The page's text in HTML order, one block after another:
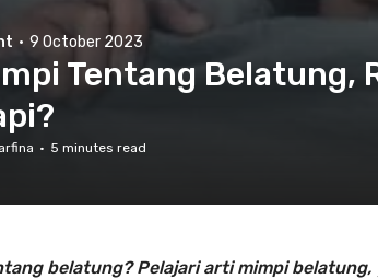
· 9 October 2023
Tentang Belatung,
· 5 minutes read
belatung? Pelajari arti mimpi belatung,